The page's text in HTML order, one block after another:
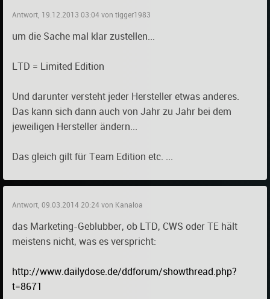
Antwort, 19.12.2013 03:04 von tigger1983
um die Sache mal klar zustellen...
LTD = Limited Edition
Und darunter versteht jeder Hersteller etwas anderes.
Das kann sich dann auch von Jahr zu Jahr bei dem
jeweiligen Hersteller ändern...
Das gleich gilt für Team Edition etc. ...
Antwort, 09.03.2014 20:24 von Kanaloa
das Marketing-Geblubber, ob LTD, CWS oder TE hält
meistens nicht, was es verspricht:
http://www.dailydose.de/ddforum/showthread.php?
t=8671